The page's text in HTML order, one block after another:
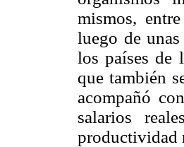
mismos,
luego de
los países de
que también
acompañó
salarios
productividad